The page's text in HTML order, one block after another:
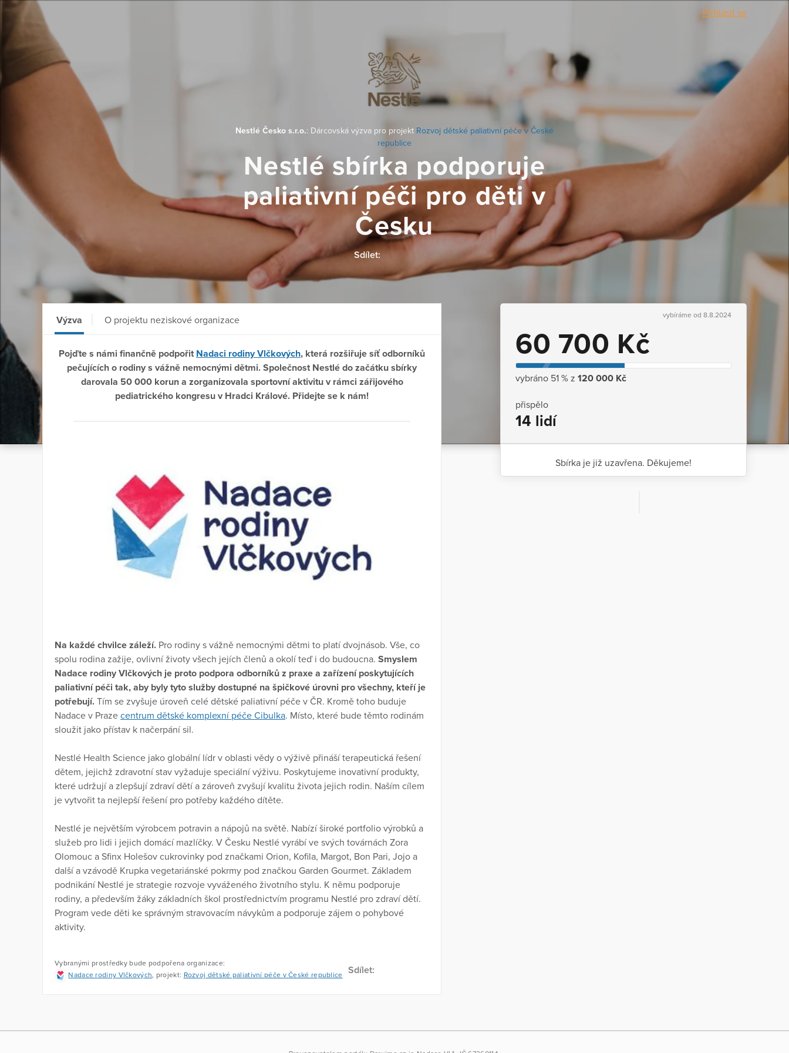
Přihlásit se
Nestlé Česko s.r.o.: Dárcovská výzva pro projekt Rozvoj dětské paliativní péče v České
republice
Nestlé sbírka podporuje
paliativní péči pro děti v
Česku
Sdílet:
vybíráme od 8.8.2024
60 700 Kč
vybráno 51 % z 120 000 Kč
přispělo
14 lidí
Sbírka je již uzavřena. Děkujeme!
Výzva O projektu neziskové organizace
Pojďte s námi finančně podpořit Nadaci rodiny Vlčkových, která rozšiřuje síť odborníků
pečujících o rodiny s vážně nemocnými dětmi. Společnost Nestlé do začátku sbírky
darovala 50 000 korun a zorganizovala sportovní aktivitu v rámci zářijového
pediatrického kongresu v Hradci Králové. Přidejte se k nám!
Na každé chvilce záleží. Pro rodiny s vážně nemocnými dětmi to platí dvojnásob. Vše, co
spolu rodina zažije, ovlivní životy všech jejích členů a okolí teď i do budoucna. Smyslem
Nadace rodiny Vlčkových je proto podpora odborníků z praxe a zařízení poskytujících
paliativní péči tak, aby byly tyto služby dostupné na špičkové úrovni pro všechny, kteří je
potřebují. Tím se zvyšuje úroveň celé dětské paliativní péče v ČR. Kromě toho buduje
Nadace v Praze centrum dětské komplexní péče Cibulka. Místo, které bude těmto rodinám
sloužit jako přístav k načerpání sil.
Nestlé Health Science jako globální lídr v oblasti vědy o výživě přináší terapeutická řešení
dětem, jejichž zdravotní stav vyžaduje speciální výživu. Poskytujeme inovativní produkty,
které udržují a zlepšují zdraví dětí a zároveň zvyšují kvalitu života jejich rodin. Naším cílem
je vytvořit ta nejlepší řešení pro potřeby každého dítěte.
Nestlé je největším výrobcem potravin a nápojů na světě. Nabízí široké portfolio výrobků a
služeb pro lidi i jejich domácí mazlíčky. V Česku Nestlé vyrábí ve svých továrnách Zora
Olomouc a Sfinx Holešov cukrovinky pod značkami Orion, Kofila, Margot, Bon Pari, Jojo a
další a vzávodě Krupka vegetariánské pokrmy pod značkou Garden Gourmet. Základem
podnikání Nestlé je strategie rozvoje vyváženého životního stylu. K němu podporuje
rodiny, a především žáky základních škol prostřednictvím programu Nestlé pro zdraví dětí.
Program vede děti ke správným stravovacím návykům a podporuje zájem o pohybové
aktivity.
Vybranými prostředky bude podpořena organizace:
Nadace rodiny Vlčkových, projekt: Rozvoj dětské paliativní péče v České republice Sdílet: